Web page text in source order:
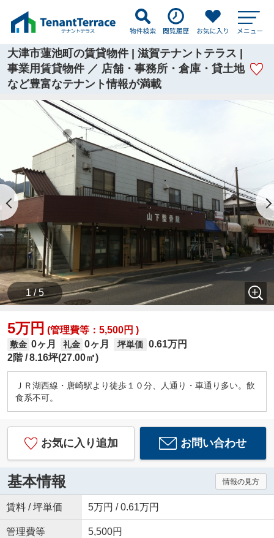
大津市蓮池町の賃貸物件 | 滋賀テナントテラス |
事業用賃貸物件 ／ 店舗・事務所・倉庫・貸土地
など豊富なテナント情報が満載
1 / 5
5万円 (管理費等：5,500円 )
敷金 0ヶ月 礼金 0ヶ月 坪単価 0.61万円
2階 8.16坪(27.00㎡)
ＪＲ湖西線・唐崎駅より徒歩１０分、人通り・車通り多い。飲
食系不可。
お気に入り追加 お問い合わせ
基本情報 情報の見方
賃料 / 坪単価 5万円 / 0.61万円
管理費等 5,500円